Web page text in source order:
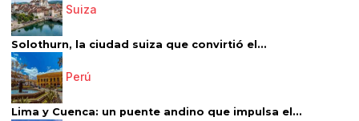
Suiza
Solothurn, la ciudad suiza que convirtió el...
Perú
Lima y Cuenca: un puente andino que impulsa el...